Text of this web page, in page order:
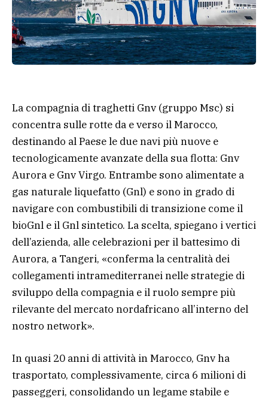
La compagnia di traghetti Gnv (gruppo Msc) si
concentra sulle rotte da e verso il Marocco,
destinando al Paese le due navi più nuove e
tecnologicamente avanzate della sua flotta: Gnv
Aurora e Gnv Virgo. Entrambe sono alimentate a
gas naturale liquefatto (Gnl) e sono in grado di
navigare con combustibili di transizione come il
bioGnl e il Gnl sintetico. La scelta, spiegano i vertici
dell’azienda, alle celebrazioni per il battesimo di
Aurora, a Tangeri, «conferma la centralità dei
collegamenti intramediterranei nelle strategie di
sviluppo della compagnia e il ruolo sempre più
rilevante del mercato nordafricano all’interno del
nostro network».
In quasi 20 anni di attività in Marocco, Gnv ha
trasportato, complessivamente, circa 6 milioni di
passeggeri, consolidando un legame stabile e